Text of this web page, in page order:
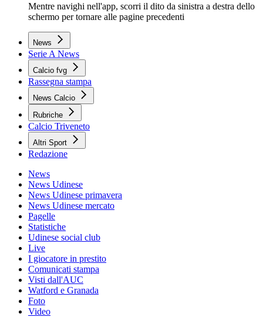
Mentre navighi nell'app, scorri il dito da sinistra a destra dello
schermo per tornare alle pagine precedenti
News
Serie A News
Calcio fvg
Rassegna stampa
News Calcio
Rubriche
Calcio Triveneto
Altri Sport
Redazione
News
News Udinese
News Udinese primavera
News Udinese mercato
Pagelle
Statistiche
Udinese social club
Live
I giocatore in prestito
Comunicati stampa
Visti dall'AUC
Watford e Granada
Foto
Video